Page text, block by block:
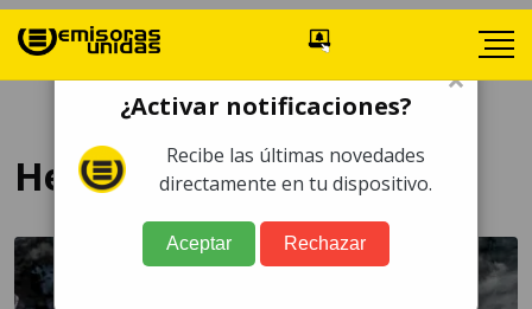
Heladas 2024
×
¿Activar notificaciones?
Recibe las últimas novedades
directamente en tu dispositivo.
Aceptar Rechazar